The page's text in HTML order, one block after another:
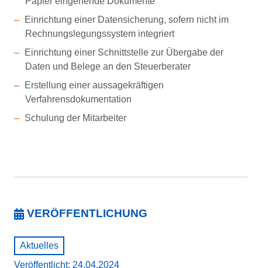
Einrichtung einer Datensicherung, sofern nicht im
Rechnungslegungssystem integriert
Einrichtung einer Schnittstelle zur Übergabe der
Daten und Belege an den Steuerberater
Erstellung einer aussagekräftigen
Verfahrensdokumentation
Schulung der Mitarbeiter
VERÖFFENTLICHUNG
Aktuelles
Veröffentlicht: 24.04.2024